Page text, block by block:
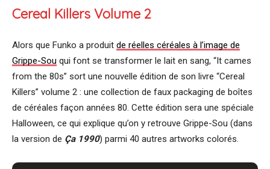
Cereal Killers Volume 2
Alors que Funko a produit de réelles céréales à l’image de
Grippe-Sou qui font se transformer le lait en sang, “It cames
from the 80s” sort une nouvelle édition de son livre “Cereal
Killers” volume 2 : une collection de faux packaging de boîtes
de céréales façon années 80. Cette édition sera une spéciale
Halloween, ce qui explique qu’on y retrouve Grippe-Sou (dans
la version de Ça 1990) parmi 40 autres artworks colorés.